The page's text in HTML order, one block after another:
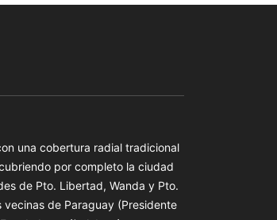
una cobertura radial tradicional
por completo la ciudad
de Pto. Libertad, Wanda y Pto.
de Paraguay (Presidente